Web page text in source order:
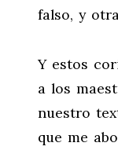
falso, y
Y estos
a los
nuestro
que me